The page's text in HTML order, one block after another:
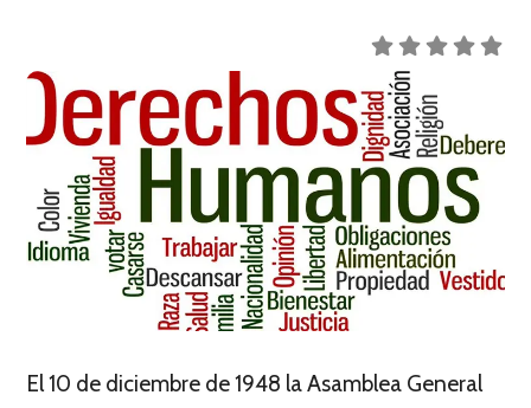
El 10 de diciembre de 1948 la Asamblea General